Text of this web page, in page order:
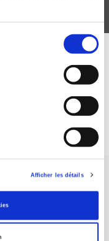
Afficher les détails
À NOS
et sociales, les